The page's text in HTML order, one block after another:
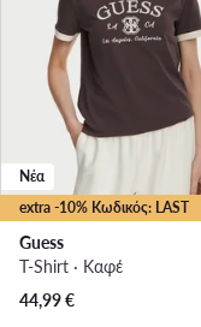
extra -10% Κωδικός: LAST
Νέα
Guess
T-Shirt · Καφέ
44,99€